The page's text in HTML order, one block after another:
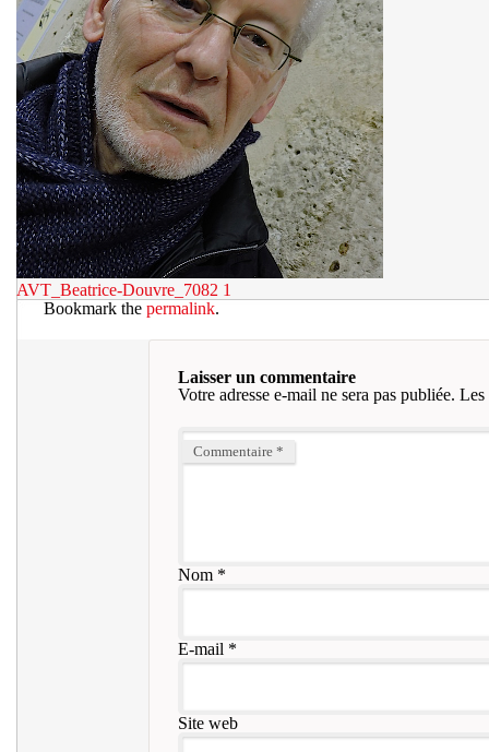
AVT_Beatrice-Douvre_7082 1
Bookmark the permalink.
Laisser un commentaire
Votre adresse e-mail ne sera pas publiée. Les
Commentaire *
Nom*
E-mail *
Site web